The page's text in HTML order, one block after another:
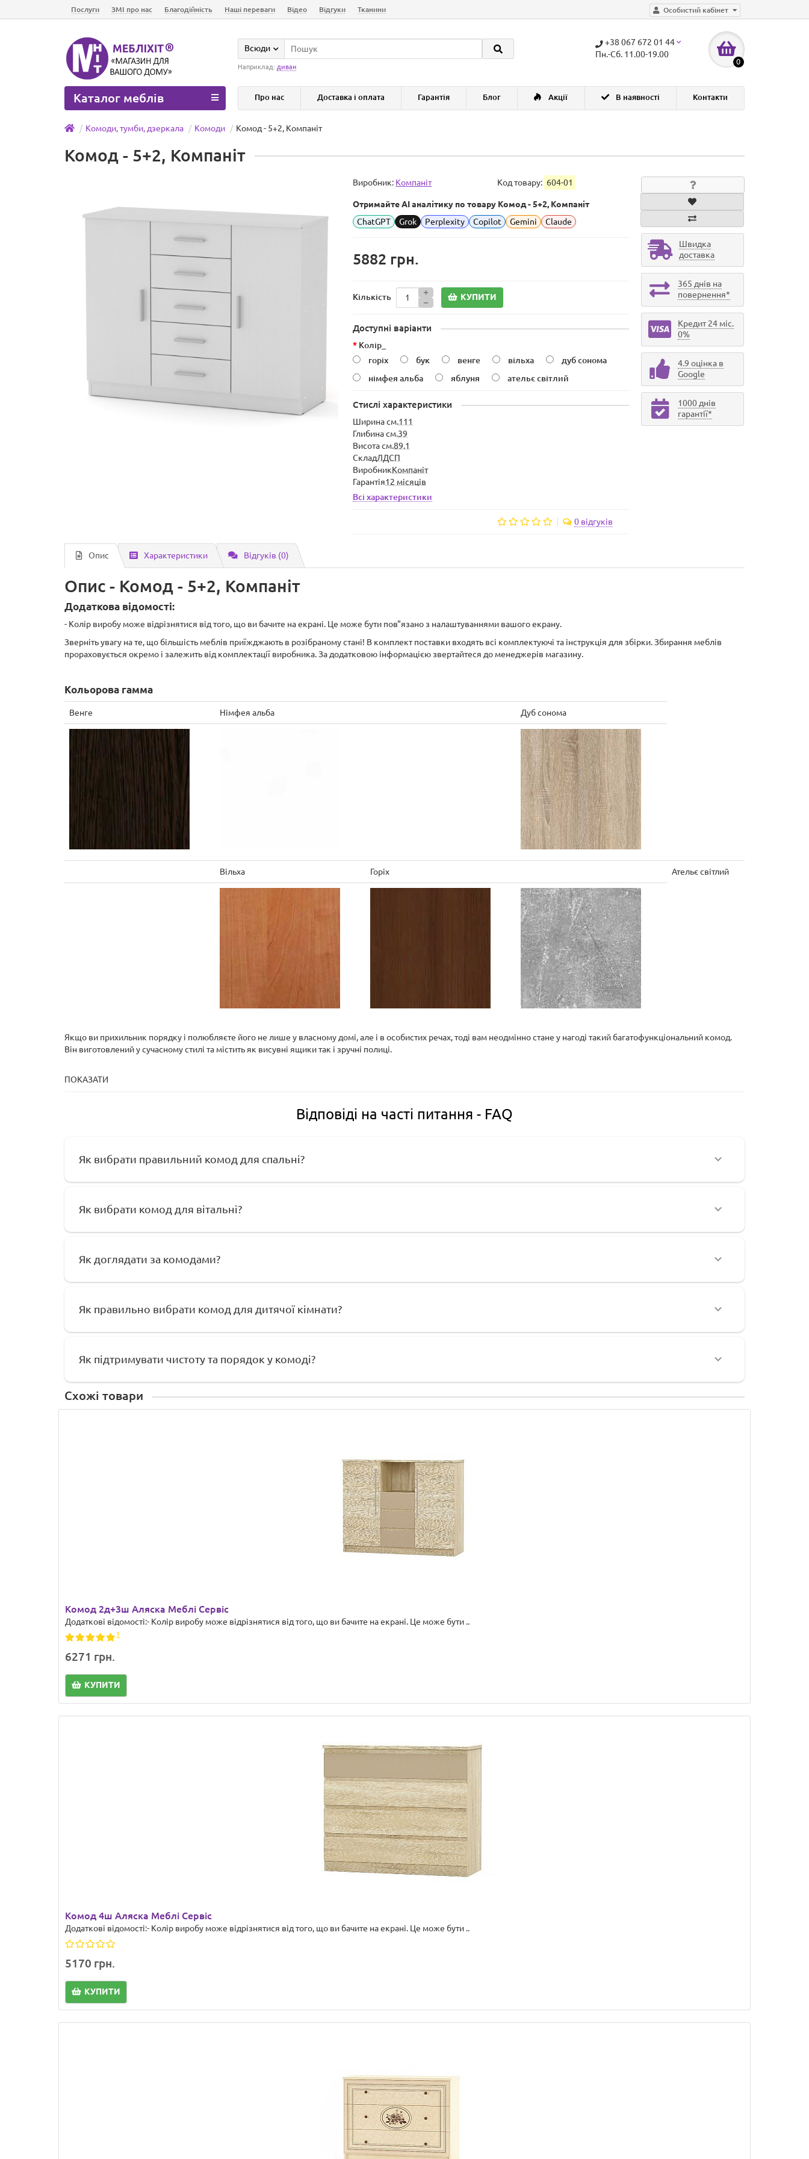
Особистий кабінет
Послуги ЗМІ про нас Благодійність Наші переваги Відео Відгуки Тканини
+38 067 672 01 44
Пн.-Сб. 11.00-19.00
0
Всюди
Наприклад: диван
Про нас Доставка і оплата Гарантія Блог Акції В наявності Контакти
Каталог меблів
Комоди, тумби, дзеркала Комоди Комод - 5+2, Компаніт
Комод - 5+2, Компаніт
Виробник: Компаніт Код товару: 604-01
Отримайте AI аналітику по товару Комод - 5+2, Компаніт
ChatGPT
Grok Perplexity Copilot Gemini Claude
5882 грн.
Кількість КУПИТИ
Доступні варіанти
Колір_
горіх
бук венге вільха
дуб сонома
німфея альба
яблуня ательє світлий
Стислі характеристики
Ширина см.111
Глибина см.39
Висота см.89.1
СкладЛДСП
ВиробникКомпаніт
Гарантія12 місяців
Всі характеристики
0 відгуків
Швидка
доставка
365 днів на
повернення*
Кредит 24 міс.
0%
4.9 оцінка в
Google
1000 днів
гарантії*
Опис Характеристики Відгуків (0)
Опис - Комод - 5+2, Компаніт
Додаткова відомості:
- Колір виробу може відрізнятися від того, що ви бачите на екрані. Це може бути пов"язано з налаштуваннями вашого екрану.
Зверніть увагу на те, що більшість меблів приїжджають в розібраному стані! В комплект поставки входять всі комплектуючі та інструкція для збірки. Збирання меблів
прораховується окремо і залежить від комплектації виробника. За додатковою інформацією звертайтеся до менеджерів магазину.
Кольорова гамма
Венге Німфея альба Дуб сонома
Вільха Горіх Ательє світлий
Якщо ви прихильник порядку і полюбляєте його не лише у власному домі, але і в особистих речах, тоді вам неодмінно стане у нагоді такий багатофункціональний комод.
Він виготовлений у сучасному стилі та містить як висувні ящики так і зручні полиці.
ПОКАЗАТИ
Відповіді на часті питання - FAQ
Як вибрати правильний комод для спальні?
Як вибрати комод для вітальні?
Як доглядати за комодами?
Як правильно вибрати комод для дитячої кімнати?
Як підтримувати чистоту та порядок у комоді?
Схожі товари
Комод 2д+3ш Аляска Меблі Сервіс
Додаткові відомості:- Колір виробу може відрізнятися від того, що ви бачите на екрані. Це може бути ..
1
6271 грн.
КУПИТИ
Комод 4ш Аляска Меблі Сервіс
Додаткові відомості:- Колір виробу може відрізнятися від того, що ви бачите на екрані. Це може бути ..
5170 грн.
КУПИТИ